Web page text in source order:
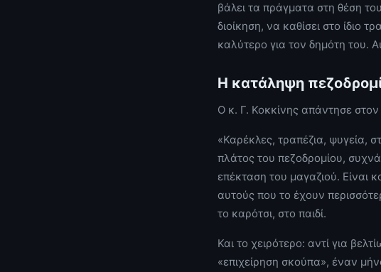
βάλει τα πράγματα στη θέση
διοίκηση, να καθίσει στο ίδιο
καλύτερο για τον δημότη του.
Η κατάληψη
Ο κ. Γ. Κοκκίνης απάντησε
«Καρέκλες, τραπέζια, ψυγεία,
πλάτος του πεζοδρομίου,
επέκταση του μαγαζιού.
αυτούς που το έχουν
το καρότσι, στο παιδί.
Και το χειρότερο: αντί για
«επιχείρηση σκούπα», έναν